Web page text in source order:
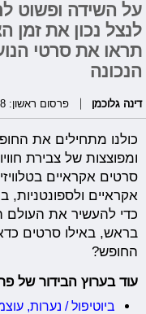
על השידה ופשוט
לנצל נכון את זמן
תראו את סרטי
הנכונה
דינה גלוכמן פרסום ראשון: 20/08/2018, 15:30
כולנו מתחילים את
ומפוצצות של צבירת
סרטים אקראיים
אקראיים
כדי להעשיר את העולם
בראש, באילו סרטים
החופש?
עוד בערוץ הבידור של
ביוטיפול / נערות,